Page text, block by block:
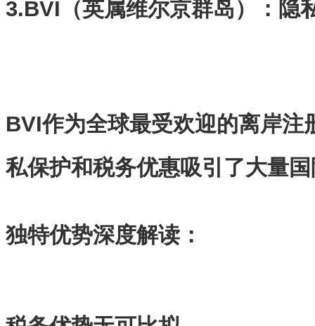
3.BVI（英属维尔京群岛）：隐
BVI作为全球最受欢迎的离岸注
私保护和税务优惠吸引了大量
独特优势深度解读：